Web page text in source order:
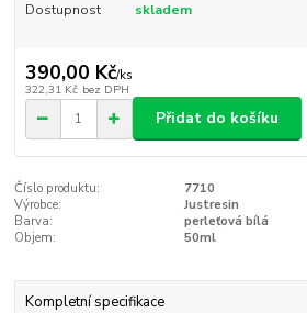
Dostupnost skladem
390,00 Kč/ks
322,31 Kč bez DPH
Přidat do košíku
Číslo produktu:
7710
Výrobce:
Justresin
Barva:
perleťová bílá
Objem:
50ml
Kompletní specifikace